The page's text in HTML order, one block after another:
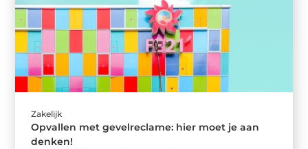
Zakelijk
Opvallen met gevelreclame: hier moet je aan
denken!